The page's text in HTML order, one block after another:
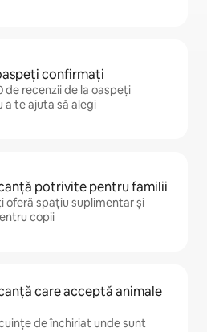
confirmați
de recenzii de la oaspeți
te ajuta să alegi
potrivite pentru familii
oferă spațiu suplimentar și
copii
care acceptă animale
de închiriat unde sunt